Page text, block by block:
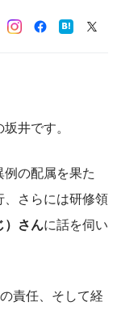
井です。
の配属を果た
、さらには研修領
）さんに話を伺い
責任、そして経